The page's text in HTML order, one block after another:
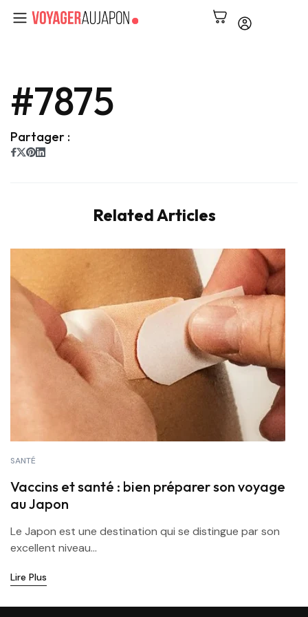
#7875
Partager :
Related Articles
SANTÉ
Vaccins et santé : bien préparer son voyage
au Japon
Le Japon est une destination qui se distingue par son
excellent niveau...
Lire Plus